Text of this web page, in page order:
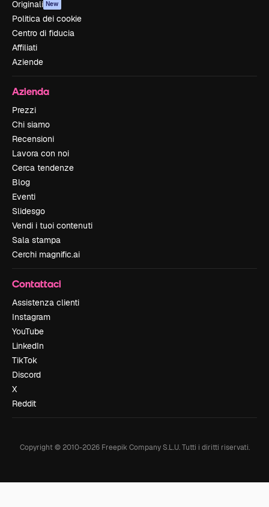
Originali New
Politica dei cookie
Centro di fiducia
Affiliati
Aziende
Azienda
Prezzi
Chi siamo
Recensioni
Lavora con noi
Cerca tendenze
Blog
Eventi
Slidesgo
Vendi i tuoi contenuti
Sala stampa
Cerchi magnific.ai
Contattaci
Assistenza clienti
Instagram
YouTube
LinkedIn
TikTok
Discord
X
Reddit
Copyright © 2010-2026Freepik Company S.L.U. Tutti i diritti riservati.